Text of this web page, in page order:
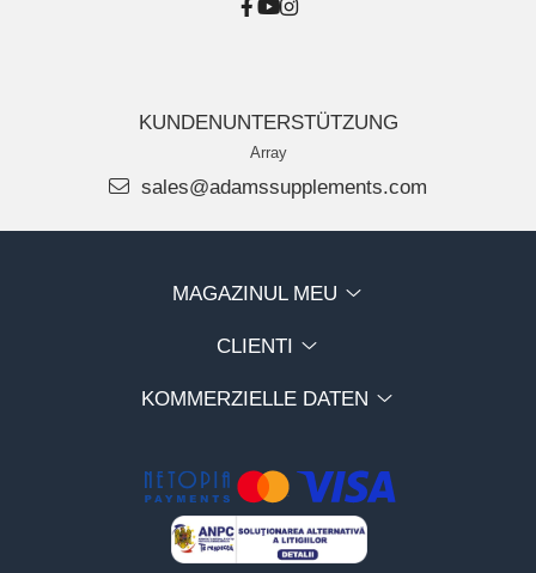
KUNDENUNTERSTÜTZUNG
Array
sales@adamssupplements.com
MAGAZINUL MEU
CLIENTI
KOMMERZIELLE DATEN